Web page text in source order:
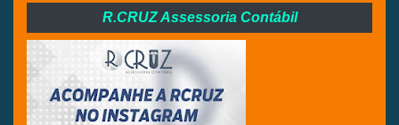
R.CRUZ Assessoria Contábil